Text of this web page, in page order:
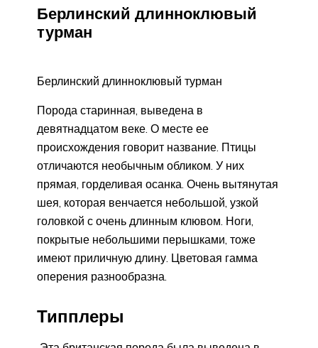
Берлинский длинноклювый
турман
Берлинский длинноклювый турман
Порода старинная, выведена в
девятнадцатом веке. О месте ее
происхождения говорит название. Птицы
отличаются необычным обликом. У них
прямая, горделивая осанка. Очень вытянутая
шея, которая венчается небольшой, узкой
головкой с очень длинным клювом. Ноги,
покрытые небольшими перышками, тоже
имеют приличную длину. Цветовая гамма
оперения разнообразна.
Типплеры